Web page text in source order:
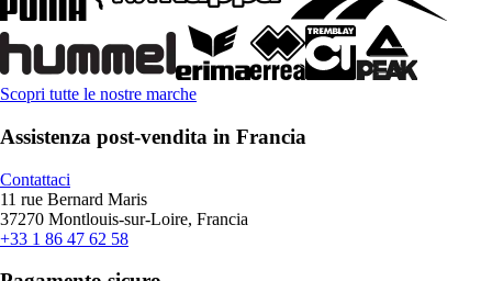
Scopri tutte le nostre marche
Assistenza post-vendita in Francia
Contattaci
11 rue Bernard Maris
37270 Montlouis-sur-Loire, Francia
+33 1 86 47 62 58